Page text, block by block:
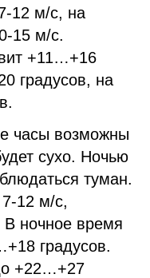
12 м/с, на
15 м/с.
+11…+16
градусов, на
часы возможны
сухо. Ночью
туман.
7-12 м/с,
ночное время
градусов.
+22…+27